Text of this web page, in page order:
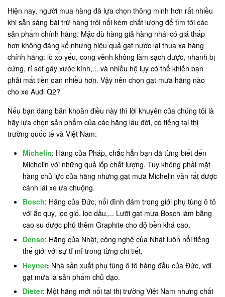
Hiện nay, người mua hàng đã lựa chọn thông minh hơn rất nhiều
khi sẵn sàng bài trừ hàng trôi nổi kém chất lượng để tìm tới các
sản phẩm chính hãng. Mặc dù hàng giả hàng nhái có giá thấp
hơn không đáng kể nhưng hiệu quả gạt nước lại thua xa hàng
chính hãng: lò xo yếu, cong vênh không làm sạch được, nhanh bị
cứng, rỉ sét gây xước kính,... và nhiều hệ lụy có thể khiến bạn
phải mất tiền oan nhiều hơn. Vậy nên chọn gạt mưa hãng nào
cho xe Audi Q2?
Nếu bạn đang băn khoăn điều này thì lời khuyên của chúng tôi là
hãy lựa chọn sản phẩm của các hãng lâu đời, có tiếng tại thị
trường quốc tế và Việt Nam:
Michelin: Hãng của Pháp, chắc hẳn bạn đã từng biết đến
Michelin với những quả lốp chất lượng. Tuy không phải mặt
hàng chủ lực của hãng nhưng gạt mưa Michelin vẫn rất được
cánh lái xe ưa chuộng.
Bosch: Hãng của Đức, nổi đình đám trong giới phụ tùng ô tô
với ắc quy, lọc gió, lọc dầu,... Lưỡi gạt mưa Bosch làm bằng
cao su được phủ thêm Graphite cho độ bền khá cao.
Denso: Hãng của Nhật, công nghệ của Nhật luôn nổi tiếng
thế giới với sự tỉ mỉ trong từng chi tiết.
Heyner: Nhà sản xuất phụ tùng ô tô hàng đầu của Đức, với
gạt mưa là sản phẩm chủ đạo.
Dieter: Một hãng mới nổi tại thị trường Việt Nam nhưng chất